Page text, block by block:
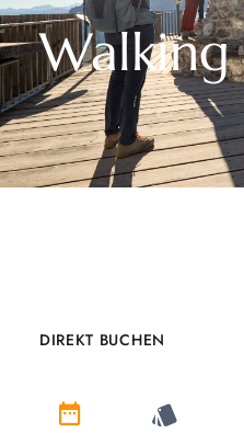
DIREKT BUCHEN